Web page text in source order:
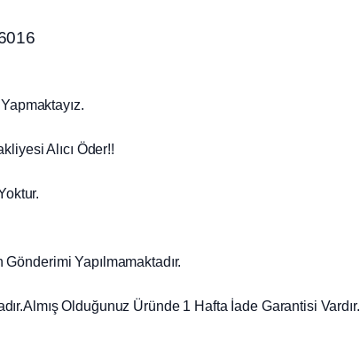
Alıcı Öder!!
Yapılmamaktadır.
Olduğunuz Üründe 1 Hafta İade Garantisi Vardır.